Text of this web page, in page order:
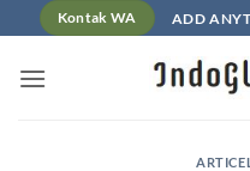
to
content
Kontak WA ADD